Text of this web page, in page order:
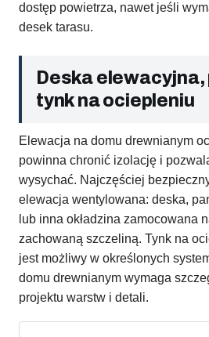
dostęp powietrza, nawet jeśli
desek tarasu.
Deska elewacyjna,
tynk na ociepleniu
Elewacja na domu drewnianym
powinna chronić izolację i
wysychać. Najczęściej
elewacja wentylowana: deska,
lub inna okładzina zamocowana
zachowaną szczeliną. Tynk na
jest możliwy w określonych
domu drewnianym wymaga
projektu warstw i detali.